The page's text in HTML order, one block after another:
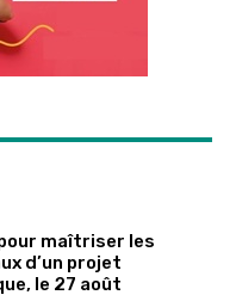
maîtriser les
d’un projet
le 27 août